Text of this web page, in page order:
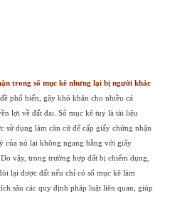
trong sổ mục kê nhưng lại bị người khác
phổ biến, gây khó khăn cho nhiều cá
lợi về đất đai. Sổ mục kê tuy là tài liệu
sử dụng làm căn cứ để cấp giấy chứng nhận
của nó lại không ngang bằng với giấy
vậy, trong trường hợp đất bị chiếm dụng,
lại được đất nếu chỉ có sổ mục kê làm
sâu các quy định pháp luật liên quan, giúp